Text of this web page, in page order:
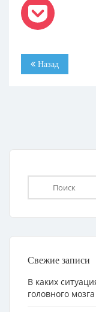
Назад
Свежие записи
В каких
головного